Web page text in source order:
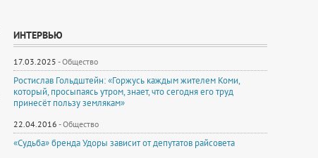
ИНТЕРВЬЮ
17.03.2025 -Общество
Ростислав Гольдштейн: «Горжусь каждым жителем Коми,
который, просыпаясь утром, знает, что сегодня его труд
принесёт пользу землякам»
22.04.2016 -Общество
«Судьба» бренда Удоры зависит от депутатов райсовета